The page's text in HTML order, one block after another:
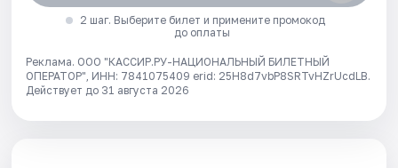
2 шаг. Выберите билет и примените промокод
до оплаты
Реклама. ООО "КАССИР.РУ-НАЦИОНАЛЬНЫЙ БИЛЕТНЫЙ
ОПЕРАТОР", ИНН: 7841075409 erid: 25H8d7vbP8SRTvHZrUcdLB.
Действует до 31 августа 2026